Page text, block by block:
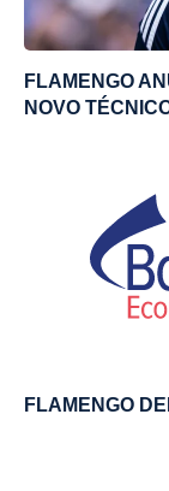
FLAMENGO
NOVO
FLAMENGO